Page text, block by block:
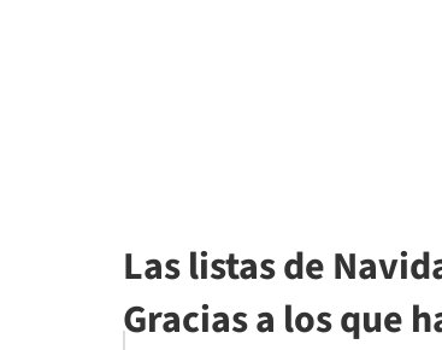
Las listas de
Gracias a los que